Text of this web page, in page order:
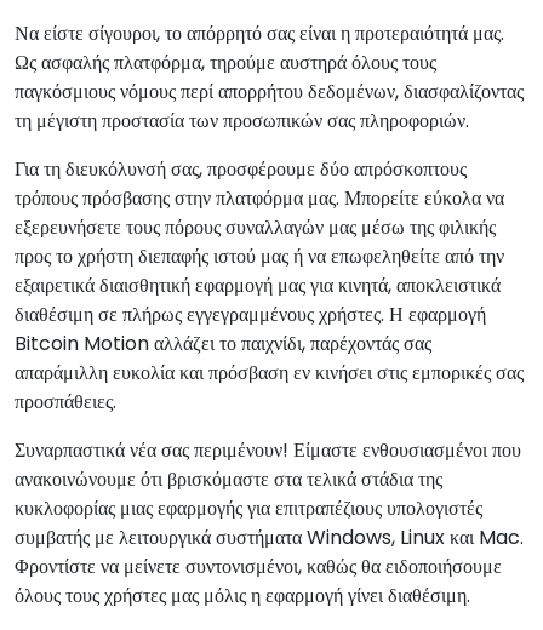
Να είστε σίγουροι, το απόρρητό σας είναι η προτεραιότητά μας.
Ως ασφαλής πλατφόρμα, τηρούμε αυστηρά όλους τους
παγκόσμιους νόμους περί απορρήτου δεδομένων, διασφαλίζοντας
τη μέγιστη προστασία των προσωπικών σας πληροφοριών.
Για τη διευκόλυνσή σας, προσφέρουμε δύο απρόσκοπτους
τρόπους πρόσβασης στην πλατφόρμα μας. Μπορείτε εύκολα να
εξερευνήσετε τους πόρους συναλλαγών μας μέσω της φιλικής
προς το χρήστη διεπαφής ιστού μας ή να επωφεληθείτε από την
εξαιρετικά διαισθητική εφαρμογή μας για κινητά, αποκλειστικά
διαθέσιμη σε πλήρως εγγεγραμμένους χρήστες. Η εφαρμογή
Bitcoin Motion αλλάζει το παιχνίδι, παρέχοντάς σας
απαράμιλλη ευκολία και πρόσβαση εν κινήσει στις εμπορικές σας
προσπάθειες.
Συναρπαστικά νέα σας περιμένουν! Είμαστε ενθουσιασμένοι που
ανακοινώνουμε ότι βρισκόμαστε στα τελικά στάδια της
κυκλοφορίας μιας εφαρμογής για επιτραπέζιους υπολογιστές
συμβατής με λειτουργικά συστήματα Windows, Linux και Mac.
Φροντίστε να μείνετε συντονισμένοι, καθώς θα ειδοποιήσουμε
όλους τους χρήστες μας μόλις η εφαρμογή γίνει διαθέσιμη.